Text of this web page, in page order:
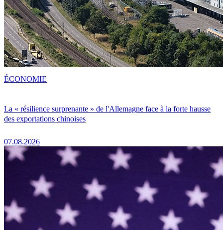
La « résilience surprenante » de l'Allemagne face à la forte hausse
des exportations chinoises
07.08.2026
ÉCONOMIE